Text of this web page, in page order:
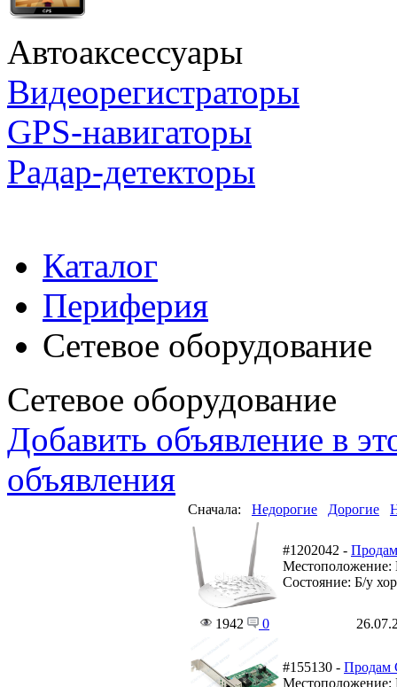
Автоаксессуары
Видеорегистраторы
GPS-навигаторы
Радар-детекторы
Каталог
Периферия
Сетевое оборудование
Сетевое оборудование
Добавить объявление в
объявления
Сначала: Недорогие Дорогие
#1202042 -
Местоположение:
Состояние: Б/у
1942 0
#155130 - Продам
Местоположение: